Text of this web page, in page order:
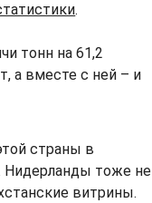
.
тонн на 61,2
а вместе с ней – и
страны в
Нидерланды тоже не
витрины.